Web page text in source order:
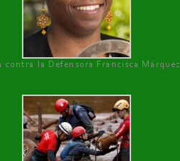
contra la Defensora Francisca Márquez